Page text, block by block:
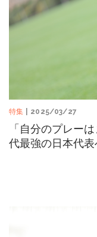
特集 | 2025/03/27
「自分のプレー
代最強の日本代